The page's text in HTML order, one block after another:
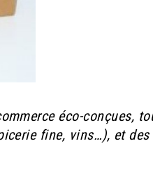
éco-conçues,
fine, vins…), et des